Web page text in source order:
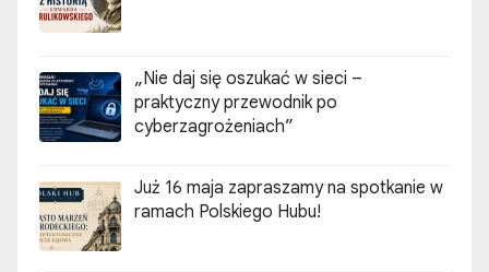
„Nie daj się oszukać w sieci –
praktyczny przewodnik po
cyberzagrożeniach”
Już 16 maja zapraszamy na spotkanie w
ramach Polskiego Hubu!